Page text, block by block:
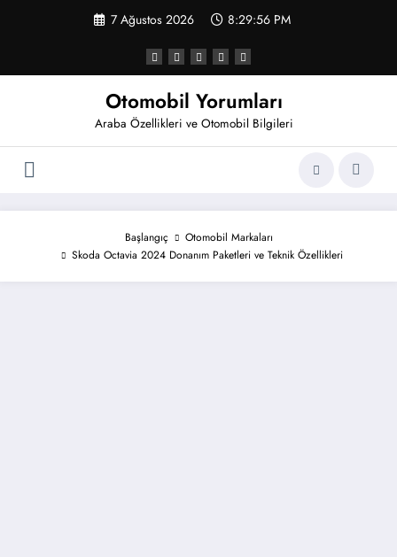
7 Ağustos 2026 8:29:57 PM
Otomobil Yorumları
Araba Özellikleri ve Otomobil Bilgileri
Başlangıç
Otomobil Markaları
Skoda Octavia 2024 Donanım Paketleri ve Teknik Özellikleri